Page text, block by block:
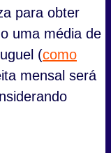
para obter
uma média de
(como
mensal será